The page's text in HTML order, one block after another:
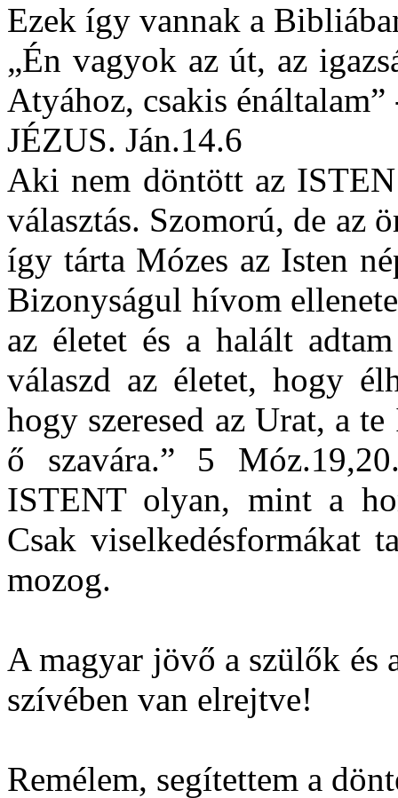
Ezek így vannak a
„Én vagyok az út, az
Atyához, csakis
JÉZUS. Ján.14.6
Aki nem döntött az
választás. Szomorú, de az
így tárta Mózes az Isten
Bizonyságul hívom
az életet és a halált
válaszd az életet, hogy
hogy szeresed az Urat, a
ő szavára.” 5
ISTENT olyan, mint a
Csak viselkedésformákat
mozog.
A magyar jövő a szülők és
szívében van elrejtve!
Remélem, segítettem a